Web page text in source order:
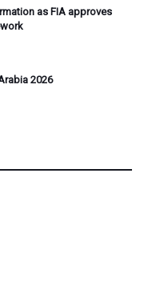
as FIA approves
2026